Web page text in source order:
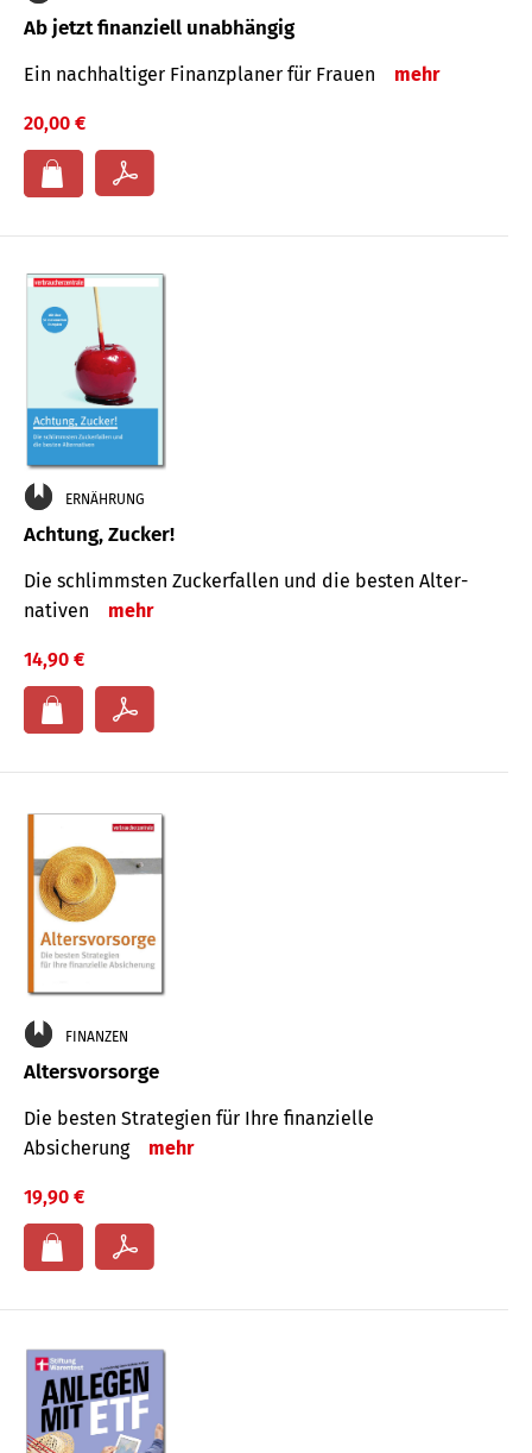
Ab jetzt finanziell unabhängig
Ein nachhaltiger Finanzplaner für Frauen mehr
20,00 €
ERNÄHRUNG
Achtung, Zucker!
Die schlimmsten Zucker­fallen und die besten Alter­
nativen
mehr
14,90 €
FINANZEN
Altersvorsorge
Die besten Strategien für Ihre finanzielle
Absicherung
mehr
19,90 €